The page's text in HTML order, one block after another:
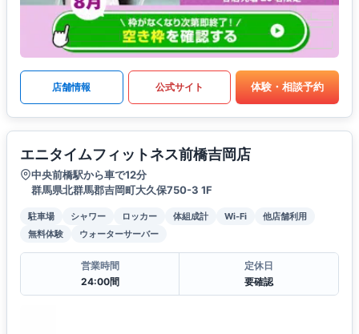
店舗情報 公式サイト 体験・相談予約
エニタイムフィットネス前橋吉岡店
中央前橋駅から車で12分
群馬県北群馬郡吉岡町大久保750-3 1F
駐車場 シャワー ロッカー 体組成計 Wi-Fi
他店舗利用
無料体験
ウォーターサーバー
営業時間
24:00間
定休日
要確認